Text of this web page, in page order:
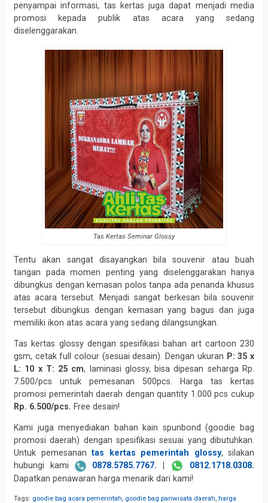
penyampai informasi, tas kertas juga dapat menjadi media
promosi kepada publik atas acara yang sedang
diselenggarakan.
Tas Kertas Seminar Glossy
Tentu akan sangat disayangkan bila souvenir atau buah
tangan pada momen penting yang diselenggarakan hanya
dibungkus dengan kemasan polos tanpa ada penanda khusus
atas acara tersebut. Menjadi sangat berkesan bila souvenir
tersebut dibungkus dengan kemasan yang bagus dan juga
memiliki ikon atas acara yang sedang dilangsungkan.
Tas kertas glossy dengan spesifikasi bahan art cartoon 230
gsm, cetak full colour (sesuai desain). Dengan ukuran P: 35 x
L: 10 x T: 25 cm, laminasi glossy, bisa dipesan seharga Rp.
7.500/pcs untuk pemesanan 500pcs. Harga tas kertas
promosi pemerintah daerah dengan quantity 1.000 pcs cukup
Rp. 6.500/pcs. Free desain!
Kami juga menyediakan bahan kain spunbond (goodie bag
promosi daerah) dengan spesifikasi sesuai yang dibutuhkan.
Untuk pemesanantas kertas pemerintah glossy, silakan
hubungi kami
0878.5785.7767.
0812.1718.0308.
Dapatkan penawaran harga menarik dari kami!
Tags: goodie bag acara pemerintah goodie bag pariwisata daerah harga